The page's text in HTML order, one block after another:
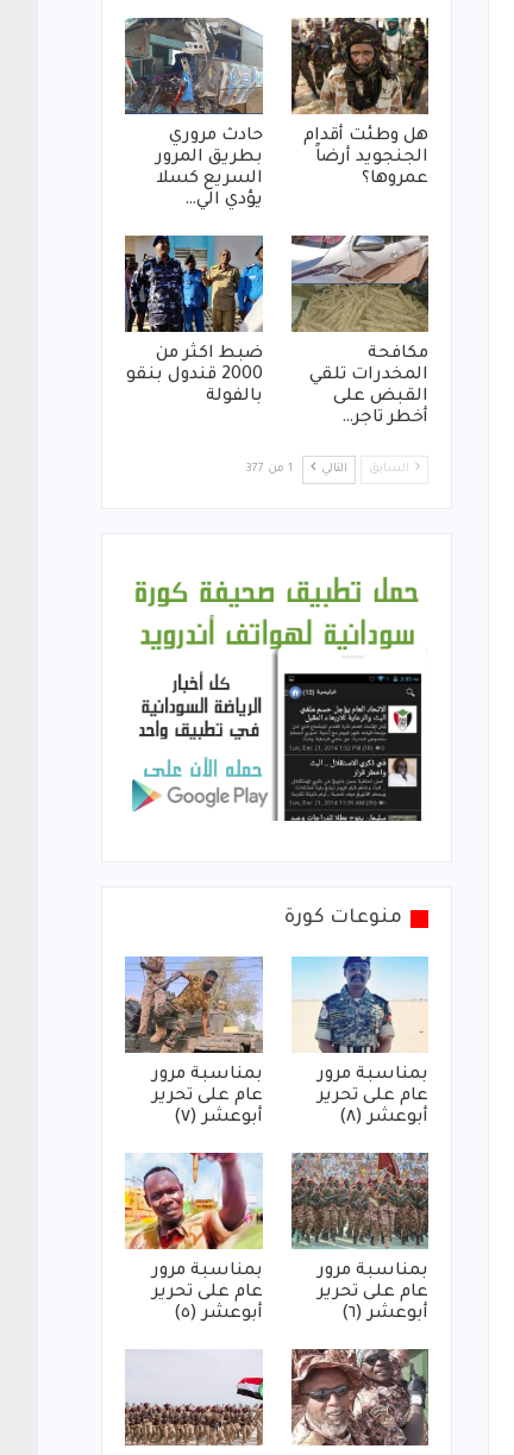
هل وطئت أقدام
الجنجويد أرضاً
عمروها؟
حادث مروري
بطريق المرور
السريع كسلا
يؤدي الي…
مكافحة
المخدرات تلقي
القبض على
أخطر تاجر…
ضبط اكثر من
2000 قندول بنقو
بالفولة
السابق التالي 1 من 377
منوعات كورة
بمناسبة مرور
عام على تحرير
أبوعشر (٨)
بمناسبة مرور
عام على تحرير
أبوعشر (٧)
بمناسبة مرور
عام على تحرير
أبوعشر (٦)
بمناسبة مرور
عام على تحرير
أبوعشر (٥)